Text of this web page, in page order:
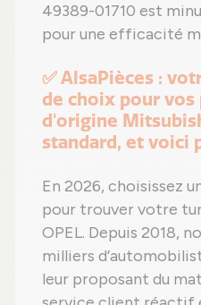
49389-01710 est
pour une efficacité
✅ AlsaPièces :
de choix pour vos
d'origine
standard, et voici
En 2026, choisissez
pour trouver votre
OPEL. Depuis 2018,
milliers
leur proposant du